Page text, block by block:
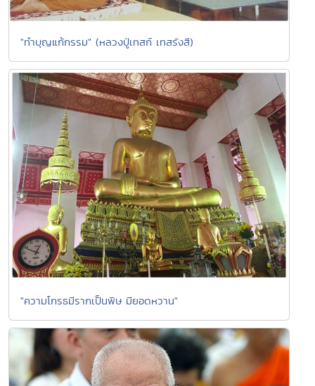
"ทำบุญแก้กรรม" (หลวงปู่เทสก์ เทสรังสี)
"ความโกรธมีรากเป็นพิษ มียอดหวาน"